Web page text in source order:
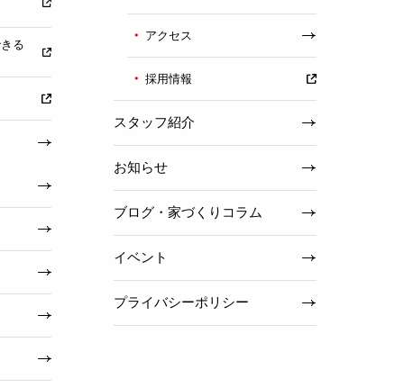
る
アクセス
採用情報
スタッフ紹介
お知らせ
ブログ・家づくりコラム
イベント
プライバシーポリシー